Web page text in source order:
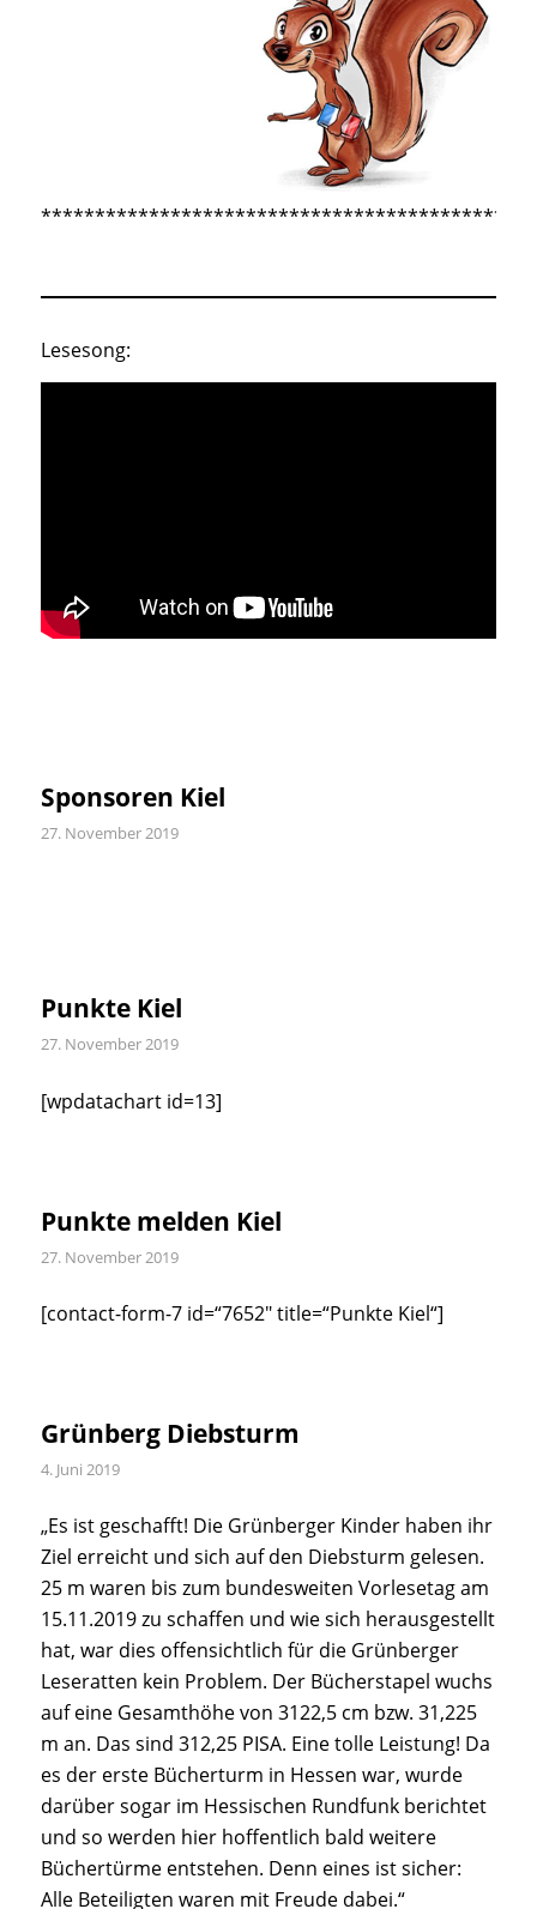
Lesesong:
Sponsoren Kiel
27. November 2019
Punkte Kiel
27. November 2019
[wpdatachart id=13]
Punkte melden Kiel
27. November 2019
[contact-form-7 id=“7652″ title=“Punkte Kiel“]
Grünberg Diebsturm
4. Juni 2019
„Es ist geschafft! Die Grünberger Kinder haben ihr
Ziel erreicht und sich auf den Diebsturm gelesen.
25 m waren bis zum bundesweiten Vorlesetag am
15.11.2019 zu schaffen und wie sich herausgestellt
hat, war dies offensichtlich für die Grünberger
Leseratten kein Problem. Der Bücherstapel wuchs
auf eine Gesamthöhe von 3122,5 cm bzw. 31,225
m an. Das sind 312,25 PISA. Eine tolle Leistung! Da
es der erste Bücherturm in Hessen war, wurde
darüber sogar im Hessischen Rundfunk berichtet
und so werden hier hoffentlich bald weitere
Büchertürme entstehen. Denn eines ist sicher:
Alle Beteiligten waren mit Freude dabei.“